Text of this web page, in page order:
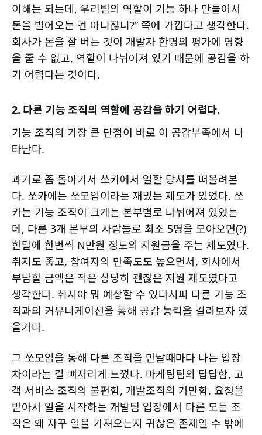
이해는 되는데, 우리팀의 역할이 기능 하나 만들어서
돈을 벌어오는 건 아니잖니?” 쪽에 가깝다고 생각한다.
회사가 돈을 잘 버는 것이 개발자 한명의 평가에 영향
을 줄 수 없고, 역할이 나뉘어져 있기 때문에 공감을 하
기 어렵다는 것이다.
2. 다른 기능 조직의 역할에 공감을 하기 어렵다.
기능 조직의 가장 큰 단점이 바로 이 공감부족에서 나
타난다.
과거로 좀 돌아가서 쏘카에서 일할 당시를 떠올려본
다. 쏘카에는 쏘모임이라는 재밌는 제도가 있었다. 쏘
카는 기능 조직이 크게는 본부별로 나뉘어져 있었는
데, 다른 3개 본부의 사람들로 최소 5명을 모아오면(?)
한달에 한번씩 N만원 정도의 지원금을 주는 제도였다.
취지도 좋고, 참여자의 만족도도 높으면서, 회사에서
부담할 금액은 적은 상당히 괜찮은 지원 제도였다고
생각한다. 취지야 뭐 예상할 수 있다시피 다른 기능 조
직과의 커뮤니케이션을 통해 공감 능력을 길러보자 였
을거다.
그 쏘모임을 통해 다른 조직을 만날때마다 나는 입장
차이라는 걸 뼈저리게 느꼈다. 마케팅팀의 답답함, 고
객 서비스 조직의 불편함, 개발조직의 거만함. 요청을
받아서 일을 시작하는 개발팀 입장에서 다른 모든 조
직은 왜 자꾸 일을 가져오는지 귀찮은 존재일 수 밖에